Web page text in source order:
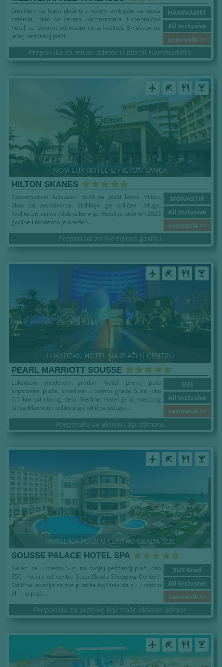
HAMMAMET
All Inclusive
cenovnik >>
Smešten na lepoj plaži u u lepom ambijetu sa dosta
zelenila, 3km od centra Hammameta. Ekonomičan
hotel sa dobrim odnosom cena-kvalitet. Smešten na
lepoj pešćanoj plaži...
Preporuka za miran odmor u blizini Hammameta
airplanemode_active beach_access restaurant local_bar
NOVI LUX HOTEL IZ HILTON LANCA
HILTON SKANES
MONASTIR
All Inclusive
cenovnik >>
Novootvoreni luksuzan hotel na plaži lanca Hilton,
3km od aerodroma. Odlikuje ga odlična usluga,
kvalitetan servis i dobra kuhinja. Hotel je otvoren 2023
godine i moderno je uređen...
Preporuka za sve tipove gostiju
airplanemode_active beach_access restaurant local_bar
LUKSUZAN HOTEL NA PLAŽI U CENTRU
PEARL MARRIOTT SOUSSE
SUS
All Inclusive
cenovnik >>
Luksuzan moderan gradski hotel preko puta
sopstvene plaže, smešten u centru grada Susa, oko
2.5 km od starog dela Medine. Hotel je iz svetskog
lanca Marriott i odlikuje ga odlična usluga...
Preporuka za aktivan tip odmora
airplanemode_active beach_access restaurant local_bar
HOTEL NA PLAŽI U CENTRU GRADA SUS
SOUSSE PALACE HOTEL SPA
SUS Grad
All Inclusive
cenovnik >>
Nalazi se u mestu Sus, na svojoj peščanoj plaži, oko
350 metara od centra Susa (Soula Shopping Center).
Odlična lokacija za sve putnike koji žele da su u centru
ali i na plaži...
Preporuka za putnike koji traže aktivan odmor
airplanemode_active beach_access restaurant local_bar